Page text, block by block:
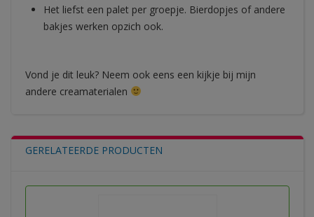
Het liefst een palet per groepje. Bierdopjes of andere
bakjes werken opzich ook.
Vond je dit leuk? Neem ook eens een kijkje bij mijn
andere creamaterialen
GERELATEERDE PRODUCTEN